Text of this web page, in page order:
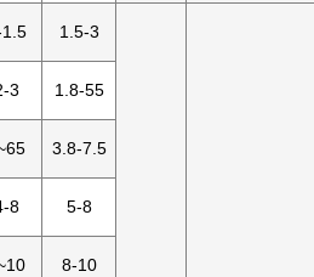
1.5-3
3 1.8-55
3.8-7.5
8 5-8
8-10